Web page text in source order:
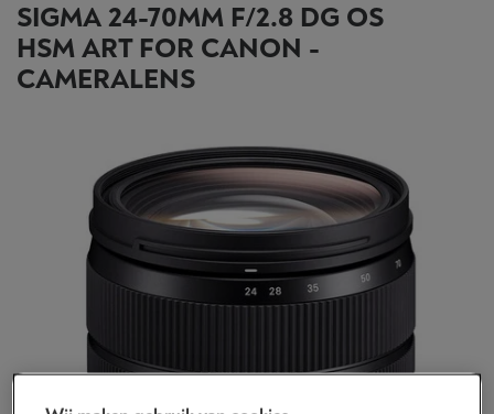
SIGMA 24-70MM F/2.8 DG OS
HSM ART FOR CANON -
CAMERALENS